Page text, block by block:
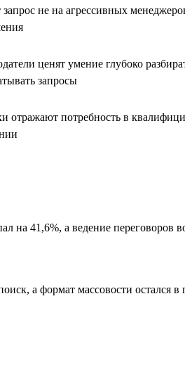
запрос не на агрессивных
ценят умение глубоко
запросы
отражают потребность в
на 41,6%, а ведение переговоров
а формат массовости остался